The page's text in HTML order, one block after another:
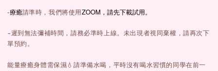
-療癒請準時，我們將使用ZOOM ，請先下載試用。
-遲到無法彌補時間，請務必準時上線。未出現者視同棄權，請再次下
單預約。
能量療癒身體需保濕💧請準備水喝，平時沒有喝水習慣的同學在前一